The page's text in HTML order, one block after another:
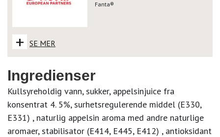
Fanta®
+ SE MER
Ingredienser
Kullsyreholdig vann, sukker, appelsinjuice fra
konsentrat 4. 5%, surhetsregulerende middel (E330,
E331) , naturlig appelsin aroma med andre naturlige
aromaer, stabilisator (E414, E445, E412) , antioksidant